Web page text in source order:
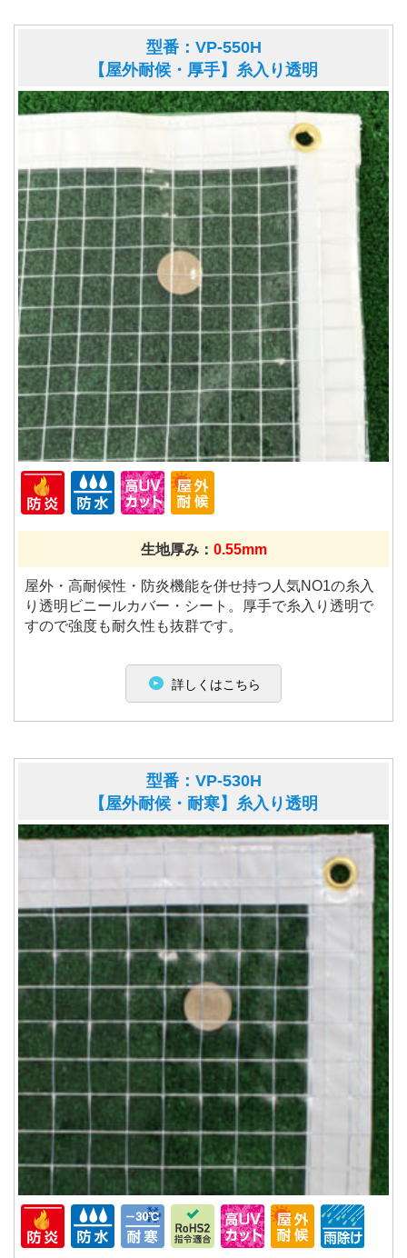
型番：VP-550H
【屋外耐候・厚手】糸入り透明
生地厚み： 0.55mm
屋外・高耐候性・防炎機能を併せ持つ人気NO1の糸入
り透明ビニールカバー・シート。厚手で糸入り透明で
すので強度も耐久性も抜群です。
詳しくはこちら
型番：VP-530H
【屋外耐候・耐寒】糸入り透明